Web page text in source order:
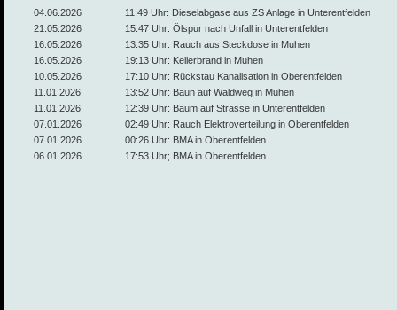
04.06.2026
11:49 Uhr: Dieselabgase aus ZS Anlage in Unterentfelden
21.05.2026
15:47 Uhr: Ölspur nach Unfall in Unterentfelden
16.05.2026
13:35 Uhr: Rauch aus Steckdose in Muhen
16.05.2026
19:13 Uhr: Kellerbrand in Muhen
10.05.2026
17:10 Uhr: Rückstau Kanalisation in Oberentfelden
11.01.2026
13:52 Uhr: Baun auf Waldweg in Muhen
11.01.2026
12:39 Uhr: Baum auf Strasse in Unterentfelden
07.01.2026
02:49 Uhr: Rauch Elektroverteilung in Oberentfelden
07.01.2026
00:26 Uhr: BMA in Oberentfelden
06.01.2026
17:53 Uhr; BMA in Oberentfelden